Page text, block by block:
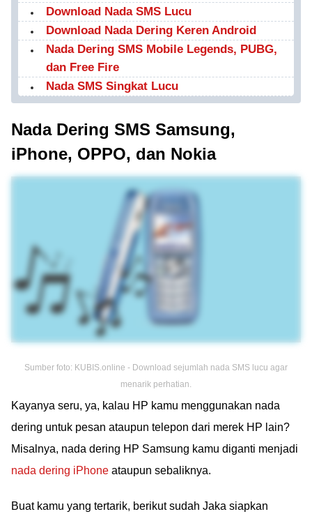
Download Nada SMS Lucu
Download Nada Dering Keren Android
Nada Dering SMS Mobile Legends, PUBG,
dan Free Fire
Nada SMS Singkat Lucu
Nada Dering SMS Samsung,
iPhone, OPPO, dan Nokia
Sumber foto: KUBIS.online - Download sejumlah nada SMS lucu agar
menarik perhatian.
Kayanya seru, ya, kalau HP kamu menggunakan nada
dering untuk pesan ataupun telepon dari merek HP lain?
Misalnya, nada dering HP Samsung kamu diganti menjadi
nada dering iPhone ataupun sebaliknya.
Buat kamu yang tertarik, berikut sudah Jaka siapkan